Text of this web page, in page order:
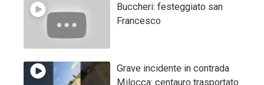
Buccheri: festeggiato san
Francesco
Grave incidente in contrada
Milocca: centauro trasportato